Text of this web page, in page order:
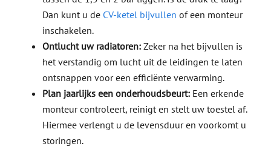
Dan kunt u de CV-ketel bijvullen of een monteur
inschakelen.
Ontlucht uw radiatoren:Zeker na het bijvullen is
het verstandig om lucht uit de leidingen te laten
ontsnappen voor een efficiënte verwarming.
Plan jaarlijks een onderhoudsbeurt:Een erkende
monteur controleert, reinigt en stelt uw toestel af.
Hiermee verlengt u de levensduur en voorkomt u
storingen.